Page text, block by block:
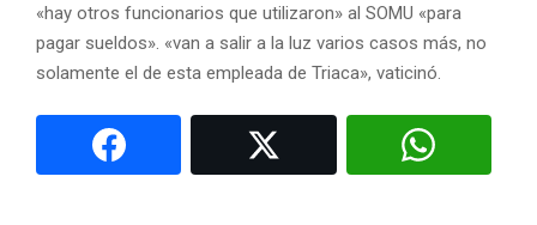
«hay otros funcionarios que utilizaron» al SOMU «para
pagar sueldos». «van a salir a la luz varios casos más, no
solamente el de esta empleada de Triaca», vaticinó.